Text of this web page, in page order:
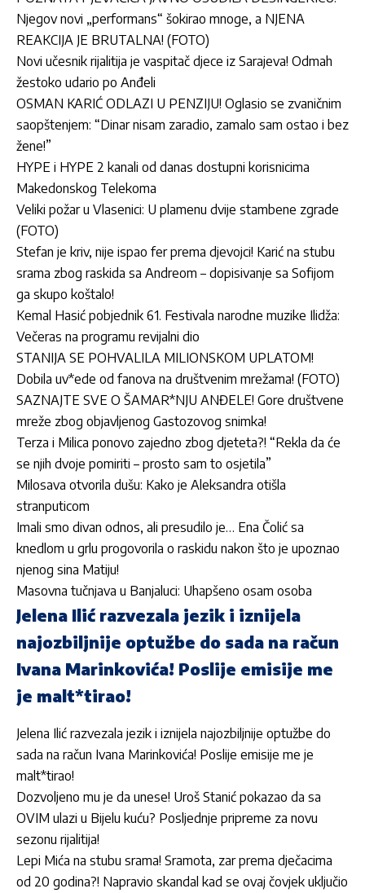
Njegov novi „performans“ šokirao mnoge, a NJENA
REAKCIJA JE BRUTALNA! (FOTO)
Novi učesnik rijalitija je vaspitač djece iz Sarajeva! Odmah
žestoko udario po Anđeli
OSMAN KARIĆ ODLAZI U PENZIJU! Oglasio se zvaničnim
saopštenjem: “Dinar nisam zaradio, zamalo sam ostao i bez
žene!”
HYPE i HYPE 2 kanali od danas dostupni korisnicima
Makedonskog Telekoma
Veliki požar u Vlasenici: U plamenu dvije stambene zgrade
(FOTO)
Stefan je kriv, nije ispao fer prema djevojci! Karić na stubu
srama zbog raskida sa Andreom – dopisivanje sa Sofijom
ga skupo koštalo!
Kemal Hasić pobjednik 61. Festivala narodne muzike Ilidža:
Večeras na programu revijalni dio
STANIJA SE POHVALILA MILIONSKOM UPLATOM!
Dobila uv*ede od fanova na društvenim mrežama! (FOTO)
SAZNAJTE SVE O ŠAMAR*NJU ANĐELE! Gore društvene
mreže zbog objavljenog Gastozovog snimka!
Terza i Milica ponovo zajedno zbog djeteta?! “Rekla da će
se njih dvoje pomiriti – prosto sam to osjetila”
Milosava otvorila dušu: Kako je Aleksandra otišla
stranputicom
Imali smo divan odnos, ali presudilo je… Ena Čolić sa
knedlom u grlu progovorila o raskidu nakon što je upoznao
njenog sina Matiju!
Masovna tučnjava u Banjaluci: Uhapšeno osam osoba
Jelena Ilić razvezala jezik i iznijela
najozbiljnije optužbe do sada na račun
Ivana Marinkovića! Poslije emisije me
je malt*tirao!
Jelena Ilić razvezala jezik i iznijela najozbiljnije optužbe do
sada na račun Ivana Marinkovića! Poslije emisije me je
malt*tirao!
Dozvoljeno mu je da unese! Uroš Stanić pokazao da sa
OVIM ulazi u Bijelu kuću? Posljednje pripreme za novu
sezonu rijalitija!
Lepi Mića na stubu srama! Sramota, zar prema dječacima
od 20 godina?! Napravio skandal kad se ovaj čovjek uključio